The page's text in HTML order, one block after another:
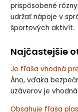
prispôsobené
udržať nápoje v
športových aktivít.
Najčastejšie
Je fľaša vhodná
Áno, vďaka
uzáverov je
Obsahuje fľaša